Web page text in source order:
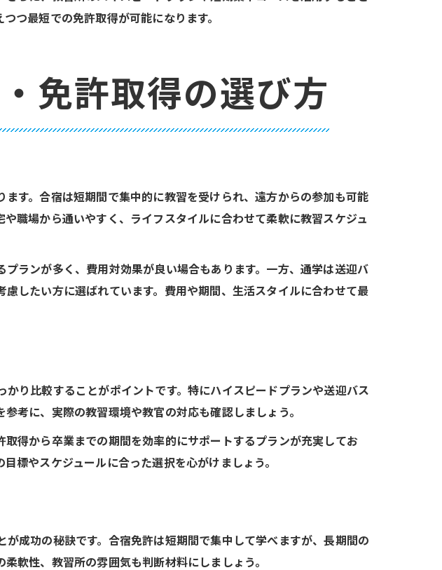
つ最短での免許取得が可能になります。
免許取得の選び方
す。合宿は短期間で集中的に教習を受けられ、遠方からの参加も可能
職場から通いやすく、ライフスタイルに合わせて柔軟に教習スケジュ
ランが多く、費用対効果が良い場合もあります。一方、通学は送迎バ
したい方に選ばれています。費用や期間、生活スタイルに合わせて最
り比較することがポイントです。特にハイスピードプランや送迎バス
考に、実際の教習環境や教官の対応も確認しましょう。
得から卒業までの期間を効率的にサポートするプランが充実してお
標やスケジュールに合った選択を心がけましょう。
成功の秘訣です。合宿免許は短期間で集中して学べますが、長期間の
軟性、教習所の雰囲気も判断材料にしましょう。